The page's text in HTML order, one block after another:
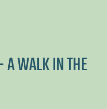
A WALK IN THE